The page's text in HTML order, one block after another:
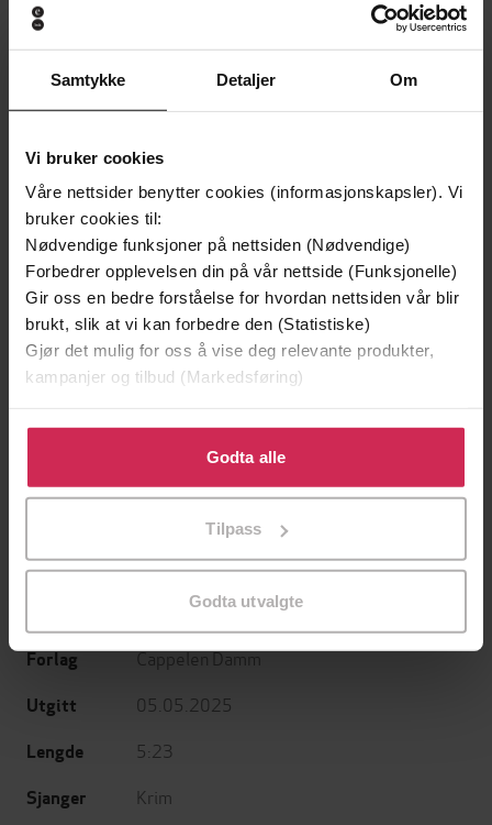
Samtykke Detaljer Om
Vi bruker cookies
Våre nettsider benytter cookies (informasjonskapsler). Vi
bruker cookies til:
Nødvendige funksjoner på nettsiden (Nødvendige)
Forbedrer opplevelsen din på vår nettside (Funksjonelle)
Gir oss en bedre forståelse for hvordan nettsiden vår blir
brukt, slik at vi kan forbedre den (Statistiske)
Gjør det mulig for oss å vise deg relevante produkter,
kampanjer og tilbud (Markedsføring)
Klikk på «Godta alle» for å gi oss ditt samtykke til å
bruke cookies for alle disse formålene. Du kan også
tilpasse ditt samtykke til spesifikke formål ved å klikke
Godta alle
Tilpass
Godta utvalgte
299,-
Minnesota
Første gang på tilbud
399,-
Johnsen(innleser)
Forlag Cappelen Damm
Utgitt 05.05.2025
Lengde 5:23
Sjanger Krim